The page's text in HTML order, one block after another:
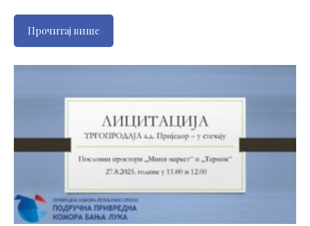
Прочитај више